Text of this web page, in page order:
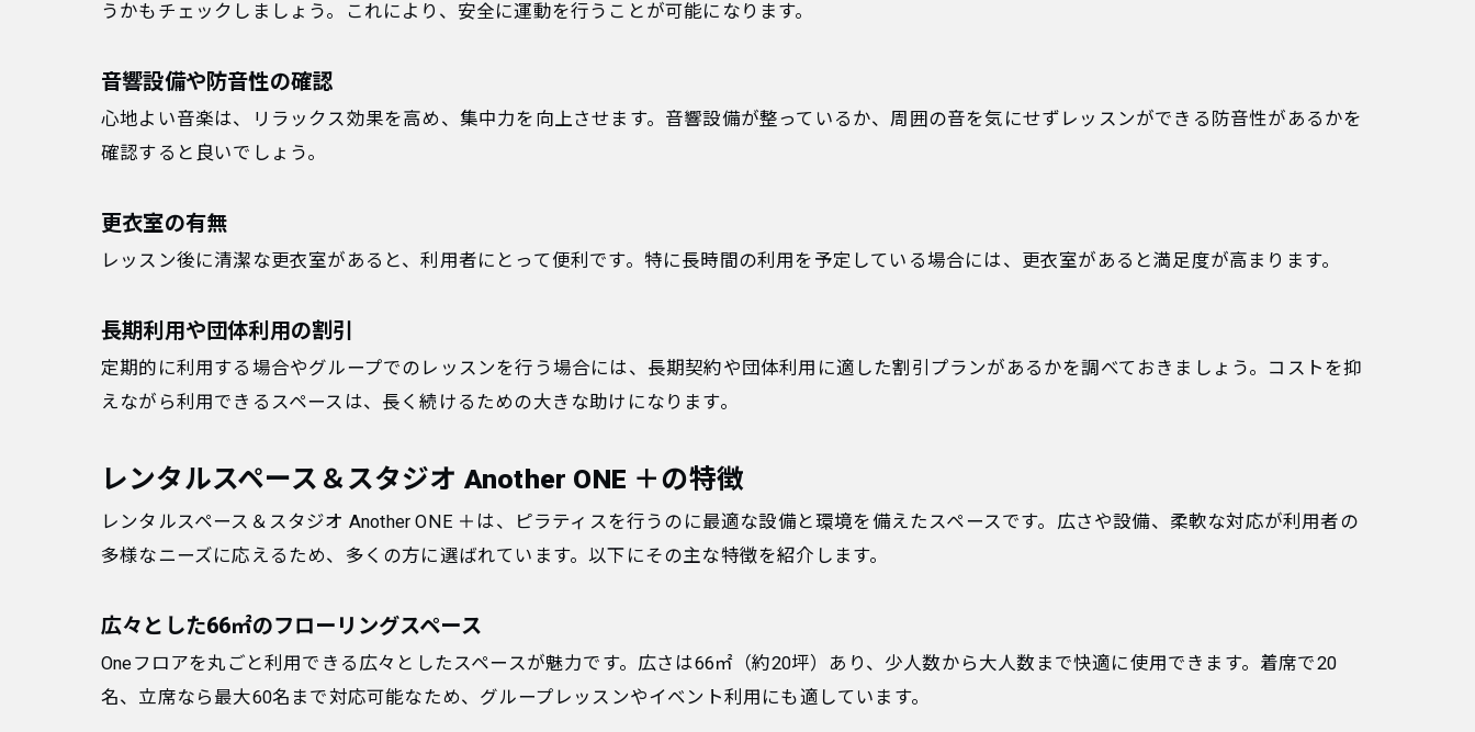
うかもチェックしましょう。これにより、安全に運動を行うことが可能になります。
音響設備や防音性の確認
心地よい音楽は、リラックス効果を高め、集中力を向上させます。音響設備が整っているか、周囲の音を気にせずレッスンができる防音性があるかを
確認すると良いでしょう。
更衣室の有無
レッスン後に清潔な更衣室があると、利用者にとって便利です。特に長時間の利用を予定している場合には、更衣室があると満足度が高まります。
長期利用や団体利用の割引
定期的に利用する場合やグループでのレッスンを行う場合には、長期契約や団体利用に適した割引プランがあるかを調べておきましょう。コストを抑
えながら利用できるスペースは、長く続けるための大きな助けになります。
レンタルスペース＆スタジオ Another ONE ＋の特徴
レンタルスペース＆スタジオ Another ONE ＋は、ピラティスを行うのに最適な設備と環境を備えたスペースです。広さや設備、柔軟な対応が利用者の
多様なニーズに応えるため、多くの方に選ばれています。以下にその主な特徴を紹介します。
広々とした66㎡のフローリングスペース
Oneフロアを丸ごと利用できる広々としたスペースが魅力です。広さは66㎡（約20坪）あり、少人数から大人数まで快適に使用できます。着席で20
名、立席なら最大60名まで対応可能なため、グループレッスンやイベント利用にも適しています。